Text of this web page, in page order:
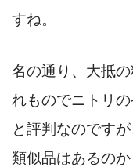
すね。
名の通り、大抵
れものでニトリ
と評判なのです
類似品はあるのか